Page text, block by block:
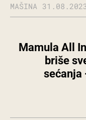
MAŠINA
Mamula All
briše
sećanja